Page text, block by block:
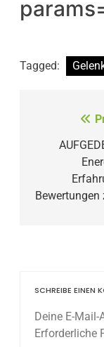
Tagged:
Bewertungen
SCHREIBE EINEN
Deine E-
Erforderliche